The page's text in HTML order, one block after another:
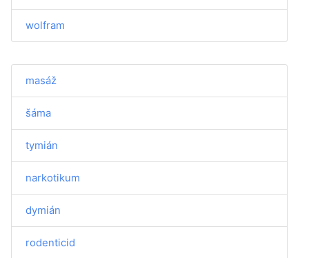
wolfram
masáž
šáma
tymián
narkotikum
dymián
rodenticid